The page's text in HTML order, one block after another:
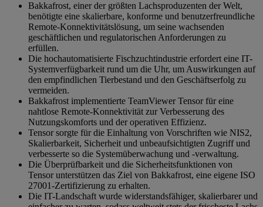
Bakkafrost, einer der größten Lachsproduzenten der Welt,
benötigte eine skalierbare, konforme und benutzerfreundliche
Remote-Konnektivitätslösung, um seine wachsenden
geschäftlichen und regulatorischen Anforderungen zu
erfüllen.
Die hochautomatisierte Fischzuchtindustrie erfordert eine IT-
Systemverfügbarkeit rund um die Uhr, um Auswirkungen auf
den empfindlichen Tierbestand und den Geschäftserfolg zu
vermeiden.
Bakkafrost implementierte TeamViewer Tensor für eine
nahtlose Remote-Konnektivität zur Verbesserung des
Nutzungskomforts und der operativen Effizienz.
Tensor sorgte für die Einhaltung von Vorschriften wie NIS2,
Skalierbarkeit, Sicherheit und unbeaufsichtigten Zugriff und
verbesserte so die Systemüberwachung und -verwaltung.
Die Überprüfbarkeit und die Sicherheitsfunktionen von
Tensor unterstützen das Ziel von Bakkafrost, eine eigene ISO
27001-Zertifizierung zu erhalten.
Die IT-Landschaft wurde widerstandsfähiger, skalierbarer und